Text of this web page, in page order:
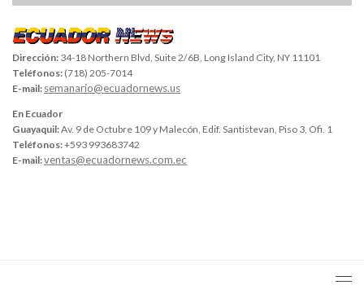
Dirección: 34-18 Northern Blvd, Suite 2/6B, Long Island City, NY 11101
Teléfonos: (718) 205-7014
E-mail: semanario@ecuadornews.us
En Ecuador
Guayaquil:Av. 9 de Octubre 109 y Malecón, Edif. Santistevan, Piso 3, Ofi. 1
Teléfonos:+593 993683742
E-mail:ventas@ecuadornews.com.ec